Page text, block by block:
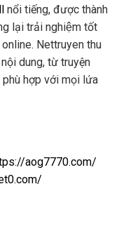
nổi tiếng, được thành
lại trải nghiệm tốt
Nettruyen thu
dung, từ truyện
phù hợp với mọi lứa
aog7770.com/